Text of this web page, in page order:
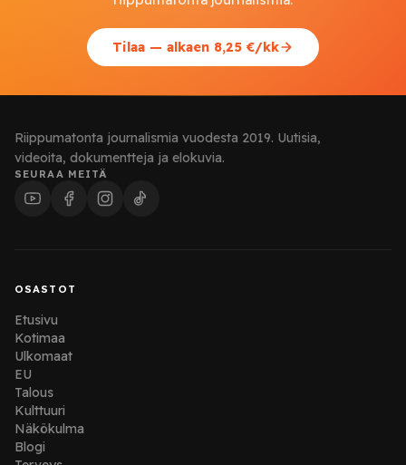
Tilaa — alkaen 8,25 €/kk
Riippumatonta journalismia vuodesta 2019. Uutisia,
videoita, dokumentteja ja elokuvia.
SEURAA MEITÄ
OSASTOT
Etusivu
Kotimaa
Ulkomaat
EU
Talous
Kulttuuri
Näkökulma
Blogi